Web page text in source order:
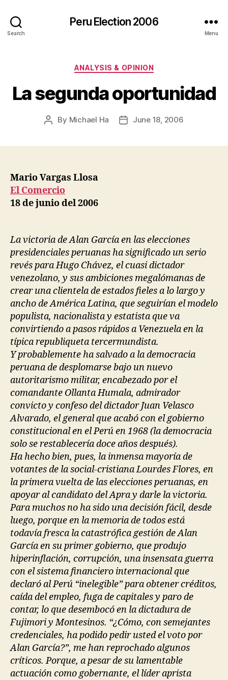
Search
Peru Election 2006
Menu
Categories
ANALYSIS & OPINION
La segunda oportunidad
Post
By Michael Ha
PostJune 18, 2006
Mario Vargas Llosa
El Comercio
18 de junio del 2006
La victoria de Alan García en las elecciones
presidenciales peruanas ha significado un serio
revés para Hugo Chávez, el cuasi dictador
venezolano, y sus ambiciones megalómanas de
crear una clientela de estados fieles a lo largo y
ancho de América Latina, que seguirían el modelo
populista, nacionalista y estatista que va
convirtiendo a pasos rápidos a Venezuela en la
típica republiqueta tercermundista.
Y probablemente ha salvado a la democracia
peruana de desplomarse bajo un nuevo
autoritarismo militar, encabezado por el
comandante Ollanta Humala, admirador
convicto y confeso del dictador Juan Velasco
Alvarado, el general que acabó con el gobierno
constitucional en el Perú en 1968 (la democracia
solo se restablecería doce años después).
Ha hecho bien, pues, la inmensa mayoría de
votantes de la social-cristiana Lourdes Flores, en
la primera vuelta de las elecciones peruanas, en
apoyar al candidato del Apra y darle la victoria.
Para muchos no ha sido una decisión fácil, desde
luego, porque en la memoria de todos está
todavía fresca la catastrófica gestión de Alan
García en su primer gobierno, que produjo
hiperinflación, corrupción, una insensata guerra
con el sistema financiero internacional que
declaró al Perú “inelegible” para obtener créditos,
caída del empleo, fuga de capitales y paro de
contar, lo que desembocó en la dictadura de
Fujimori y Montesinos. “¿Cómo, con semejantes
credenciales, ha podido pedir usted el voto por
Alan García?”, me han reprochado algunos
críticos. Porque, a pesar de su lamentable
actuación como gobernante, el líder aprista